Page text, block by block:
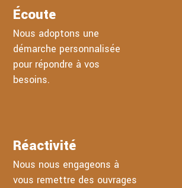
Écoute
Nous adoptons une
démarche personnalisée
pour répondre à vos
besoins.
Réactivité
Nous nous engageons à
vous remettre des ouvrages